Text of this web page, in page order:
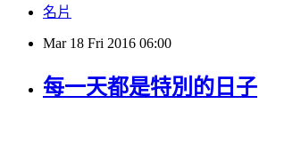
名片
Mar 18 Fri 2016 06:00
每一天都是特別的日子